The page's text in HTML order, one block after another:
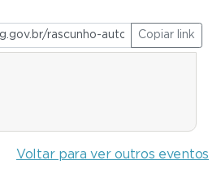
Copiar link
Voltar para ver outros eventos